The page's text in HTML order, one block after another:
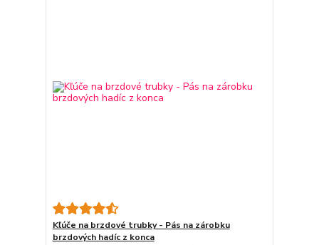
Kľúče na brzdové trubky - Pás na zárobku
brzdových hadíc z konca